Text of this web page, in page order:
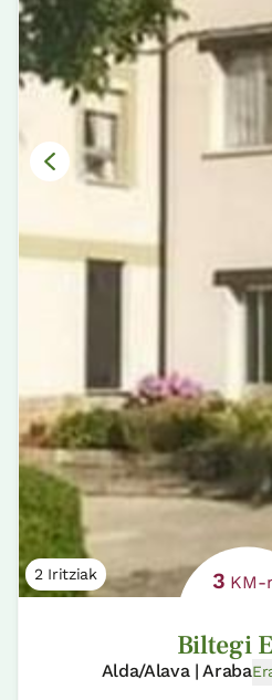
2 Iritziak 3 KM-
Biltegi
Alda/Alava | Araba